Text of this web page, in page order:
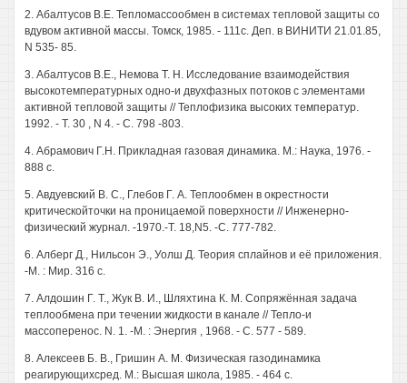
2. Абалтусов В.Е. Тепломассообмен в системах тепловой защиты со
вдувом активной массы. Томск, 1985. - 111с. Деп. в ВИНИТИ 21.01.85,
N 535- 85.
3. Абалтусов В.Е., Немова Т. Н. Исследование взаимодействия
высокотемпературных одно-и двухфазных потоков с элементами
активной тепловой защиты // Теплофизика высоких температур.
1992. - Т. 30 , N 4. - С. 798 -803.
4. Абрамович Г.Н. Прикладная газовая динамика. М.: Наука, 1976. -
888 с.
5. Авдуевский В. С., Глебов Г. А. Теплообмен в окрестности
критическойточки на проницаемой поверхности // Инженерно-
физический журнал. -1970.-Т. 18,N5. -С. 777-782.
6. Алберг Д., Нильсон Э., Уолш Д. Теория сплайнов и её приложения.
-М. : Мир. 316 с.
7. Алдошин Г. Т., Жук В. И., Шляхтина К. М. Сопряжённая задача
теплообмена при течении жидкости в канале // Тепло-и
массоперенос. N. 1. -М. : Энергия , 1968. - С. 577 - 589.
8. Алексеев Б. В., Гришин А. М. Физическая газодинамика
реагирующихсред. М.: Высшая школа, 1985. - 464 с.